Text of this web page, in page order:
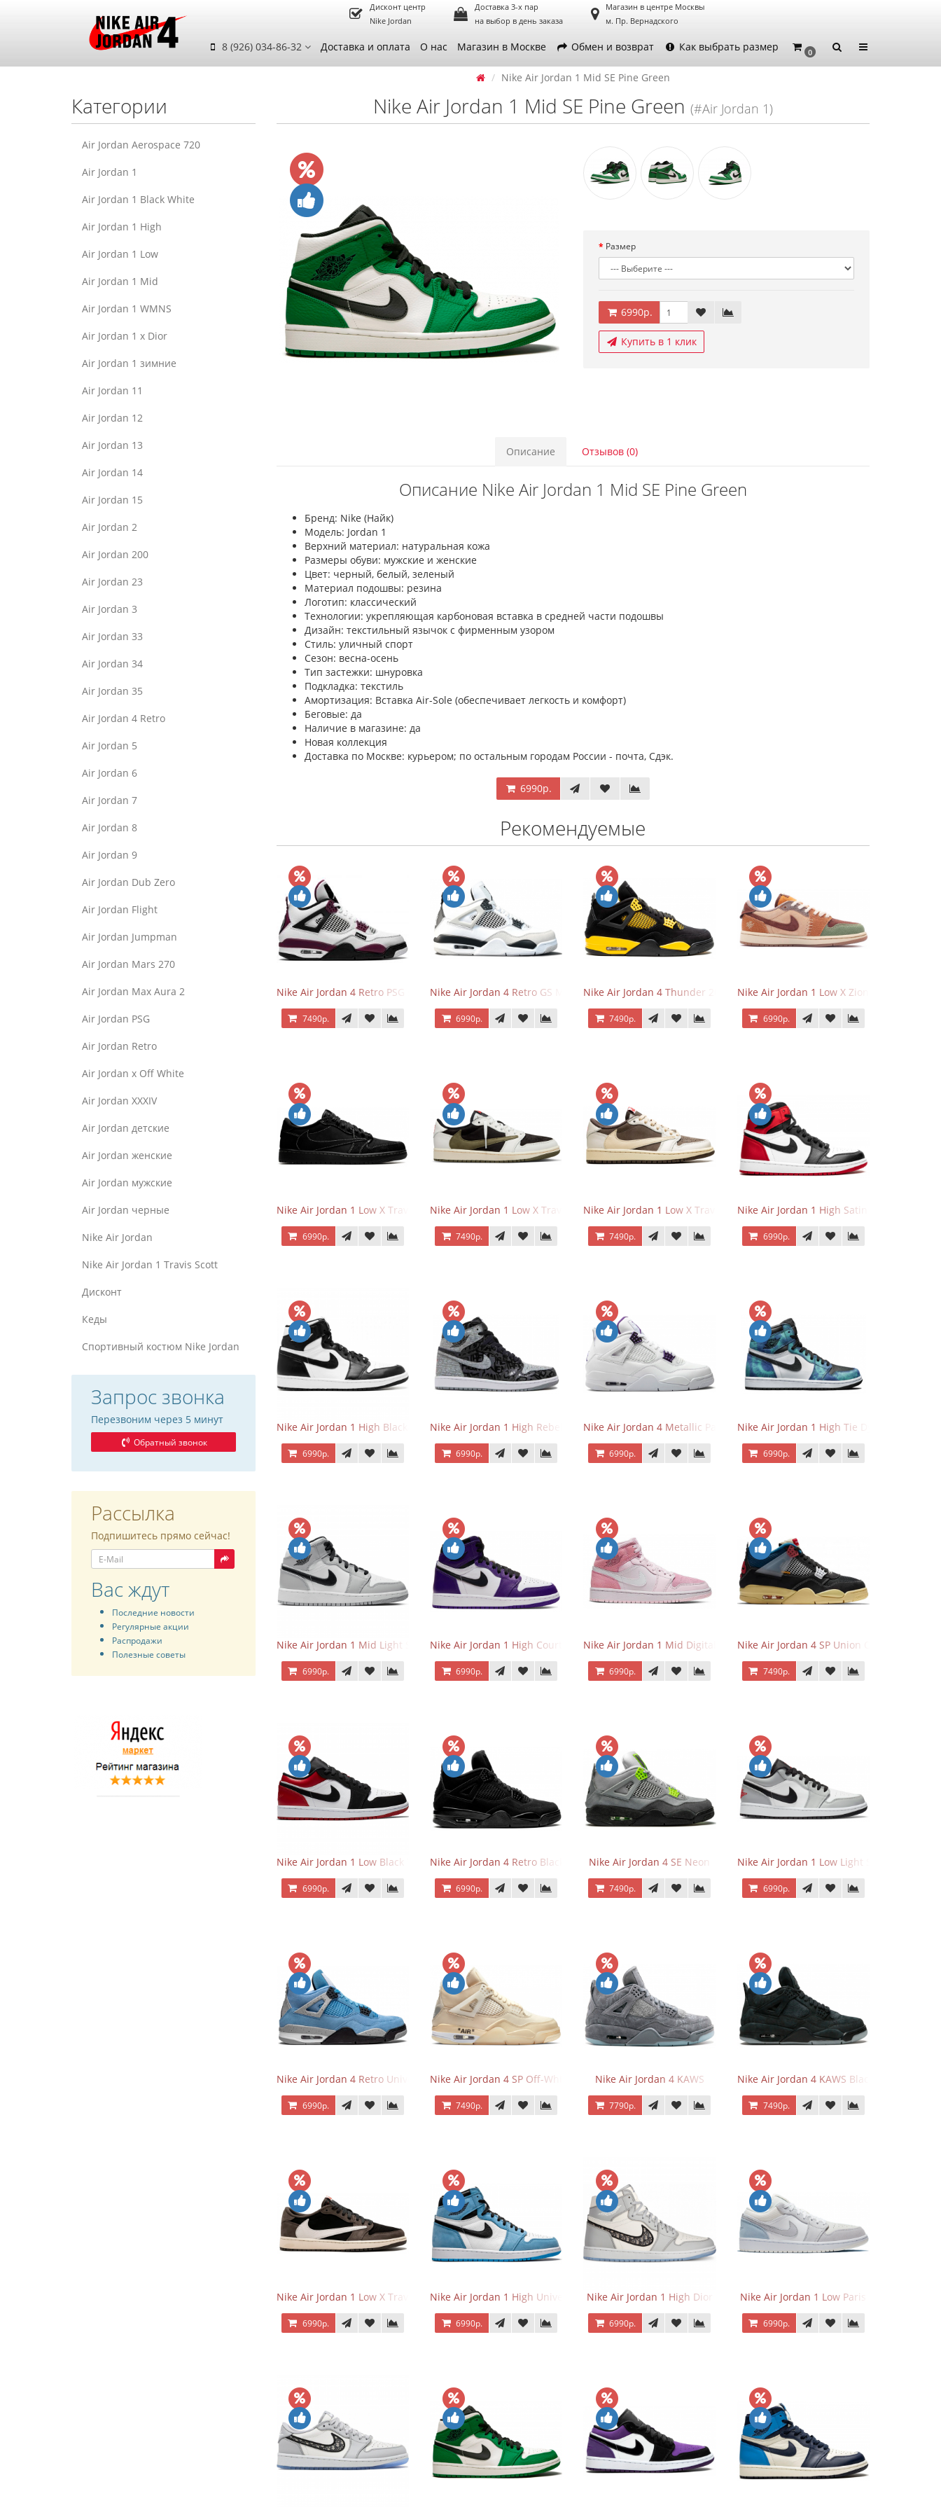
Дисконт центр
Nike Jordan
Доставка 3-х пар
на выбор в день заказа
Магазин в центре Москвы
м. Пр. Вернадского
8 (926) 034-86-32 Доставка и оплата О нас Магазин в Москве Обмен и возврат Как выбрать размер 0
Категории
Air Jordan Aerospace 720
Air Jordan 1
Air Jordan 1 Black White
Air Jordan 1 High
Air Jordan 1 Low
Air Jordan 1 Mid
Air Jordan 1 WMNS
Air Jordan 1 x Dior
Air Jordan 1 зимние
Air Jordan 11
Air Jordan 12
Air Jordan 13
Air Jordan 14
Air Jordan 15
Air Jordan 2
Air Jordan 200
Air Jordan 23
Air Jordan 3
Air Jordan 33
Air Jordan 34
Air Jordan 35
Air Jordan 4 Retro
Air Jordan 5
Air Jordan 6
Air Jordan 7
Air Jordan 8
Air Jordan 9
Air Jordan Dub Zero
Air Jordan Flight
Air Jordan Jumpman
Air Jordan Mars 270
Air Jordan Max Aura 2
Air Jordan PSG
Air Jordan Retro
Air Jordan x Off White
Air Jordan XXXIV
Air Jordan детские
Air Jordan женские
Air Jordan мужские
Air Jordan черные
Nike Air Jordan
Nike Air Jordan 1 Travis Scott
Дисконт
Кеды
Спортивный костюм Nike Jordan
Запрос звонка
Перезвоним через 5 минут
Обратный звонок
Рассылка
Подпишитесь прямо сейчас!
Вас ждут
Последние новости
Регулярные акции
Распродажи
Полезные советы
Nike Air Jordan 1 Mid SE Pine Green
Nike Air Jordan 1 Mid SE Pine Green (#Air Jordan 1)
Размер
6990р.
Купить в 1 клик
Описание Отзывов (0)
Описание Nike Air Jordan 1 Mid SE Pine Green
Бренд: Nike (Найк)
Модель: Jordan 1
Верхний материал: натуральная кожа
Размеры обуви: мужские и женские
Цвет: черный, белый, зеленый
Материал подошвы: резина
Логотип: классический
Технологии: укрепляющая карбоновая вставка в средней части подошвы
Дизайн: текстильный язычок с фирменным узором
Стиль: уличный спорт
Сезон: весна-осень
Тип застежки: шнуровка
Подкладка: текстиль
Амортизация: Вставка Air-Sole (обеспечивает легкость и комфорт)
Беговые: да
Наличие в магазине: да
Новая коллекция
Доставка по Москве: курьером; по остальным городам России - почта, Сдэк.
6990р.
Рекомендуемые
Nike Air Jordan 4 Retro PSG Paris Saint-Germain
7490р.
Nike Air Jordan 4 Retro GS Military Black
6990р.
Nike Air Jordan 4 Thunder 2023
7490р.
Nike Air Jordan 1 Low X Zion Williamson
6990р.
Nike Air Jordan 1 Low X Travis Scott Black Phantom
6990р.
Nike Air Jordan 1 Low X Travis Scott Olive
7490р.
Nike Air Jordan 1 Low X Travis Scott Reverse Mocha
7490р.
Nike Air Jordan 1 High Satin Black Toe
6990р.
Nike Air Jordan 1 High Black/White
6990р.
Nike Air Jordan 1 High Rebellionaire
6990р.
Nike Air Jordan 4 Metallic Pack Purple
6990р.
Nike Air Jordan 1 High Tie Dye
6990р.
Nike Air Jordan 1 Mid Light Smoke Grey
6990р.
Nike Air Jordan 1 High Court Purple 2.0
6990р.
Nike Air Jordan 1 Mid Digital Pink
6990р.
Nike Air Jordan 4 SP Union Off Noir
7490р.
Nike Air Jordan 1 Low Black Toe
6990р.
Nike Air Jordan 4 Retro Black Cat
6990р.
Nike Air Jordan 4 SE Neon
7490р.
Nike Air Jordan 1 Low Light Smoke Grey
6990р.
Nike Air Jordan 4 Retro University Blue
6990р.
Nike Air Jordan 4 SP Off-White Sail
7490р.
Nike Air Jordan 4 KAWS
7790р.
Nike Air Jordan 4 KAWS Black
7490р.
Nike Air Jordan 1 Low X Travis Scott
6990р.
Nike Air Jordan 1 High University Blue
6990р.
Nike Air Jordan 1 High Dior
6990р.
Nike Air Jordan 1 Low Paris
6990р.